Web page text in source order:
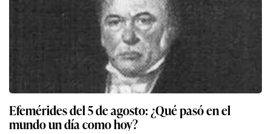
Efemérides del 5 de agosto: ¿Qué pasó en el
mundo un día como hoy?